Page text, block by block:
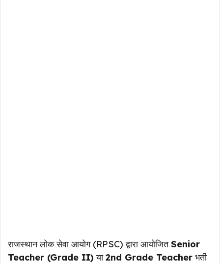
राजस्थान लोक सेवा आयोग (RPSC) द्वारा आयोजितSenior
Teacher (Grade II) या2nd Grade Teacher भर्ती